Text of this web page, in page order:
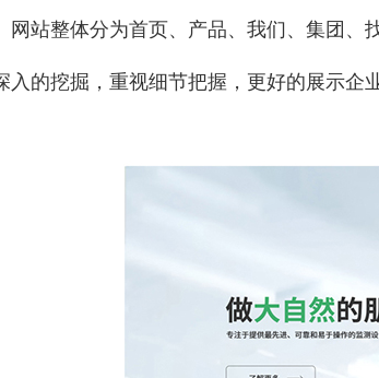
网站整体分为首页、产品、我们、集团
的挖掘，重视细节把握，更好的展示企